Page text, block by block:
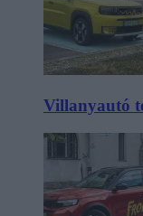
Villanyautó